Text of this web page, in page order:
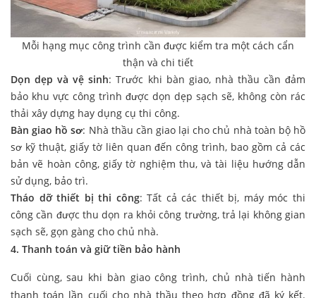
Mỗi hạng mục công trình cần được kiểm tra một cách cẩn
thận và chi tiết
Dọn dẹp và vệ sinh: Trước khi bàn giao, nhà thầu cần đảm
bảo khu vực công trình được dọn dẹp sạch sẽ, không còn rác
thải xây dựng hay dụng cụ thi công.
Bàn giao hồ sơ: Nhà thầu cần giao lại cho chủ nhà toàn bộ hồ
sơ kỹ thuật, giấy tờ liên quan đến công trình, bao gồm cả các
bản vẽ hoàn công, giấy tờ nghiệm thu, và tài liệu hướng dẫn
sử dụng, bảo trì.
Tháo dỡ thiết bị thi công: Tất cả các thiết bị, máy móc thi
công cần được thu dọn ra khỏi công trường, trả lại không gian
sạch sẽ, gọn gàng cho chủ nhà.
4. Thanh toán và giữ tiền bảo hành
Cuối cùng, sau khi bàn giao công trình, chủ nhà tiến hành
thanh toán lần cuối cho nhà thầu theo hợp đồng đã ký kết.